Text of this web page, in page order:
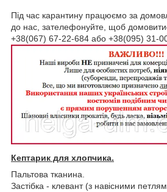
Під час карантину працюємо за
до нас, зателефонуйте, щоб
+38(067) 67-22-684 або +38(095) 31-
Кептарик для хлопчика.
Пальтова тканина.
Застібка - клевант (з навісними